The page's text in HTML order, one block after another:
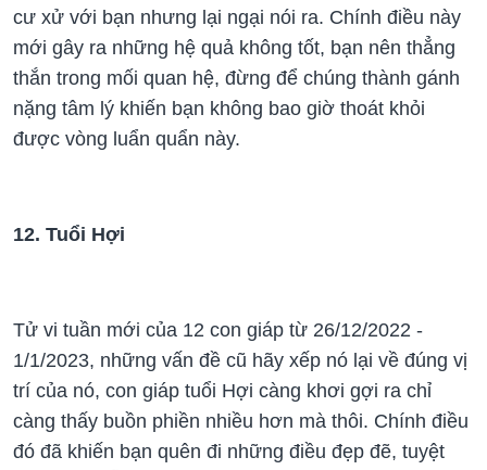
cư xử với bạn nhưng lại ngại nói ra. Chính điều này
mới gây ra những hệ quả không tốt, bạn nên thẳng
thắn trong mối quan hệ, đừng để chúng thành gánh
nặng tâm lý khiến bạn không bao giờ thoát khỏi
được vòng luẩn quẩn này.
12. Tuổi Hợi
Tử vi tuần mới của 12 con giáp từ 26/12/2022 -
1/1/2023, những vấn đề cũ hãy xếp nó lại về đúng vị
trí của nó, con giáp tuổi Hợi càng khơi gợi ra chỉ
càng thấy buồn phiền nhiều hơn mà thôi. Chính điều
đó đã khiến bạn quên đi những điều đẹp đẽ, tuyệt